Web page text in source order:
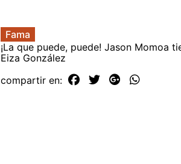
Fama
¡La que puede, puede! Jason Momoa
Eiza González
compartir en: